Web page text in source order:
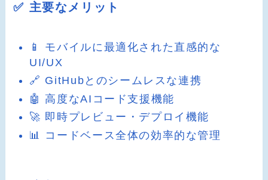
✅ 主要なメリット
📱 モバイルに最適化された直感的な
UI/UX
🔗 GitHubとのシームレスな連携
🤖 高度なAIコード支援機能
🚀 即時プレビュー・デプロイ機能
📊 コードベース全体の効率的な管理